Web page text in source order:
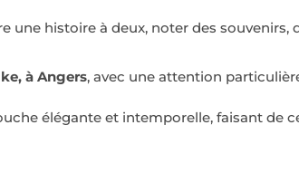
une histoire à deux, noter des
à Angers, avec une attention
élégante et intemporelle, faisant de